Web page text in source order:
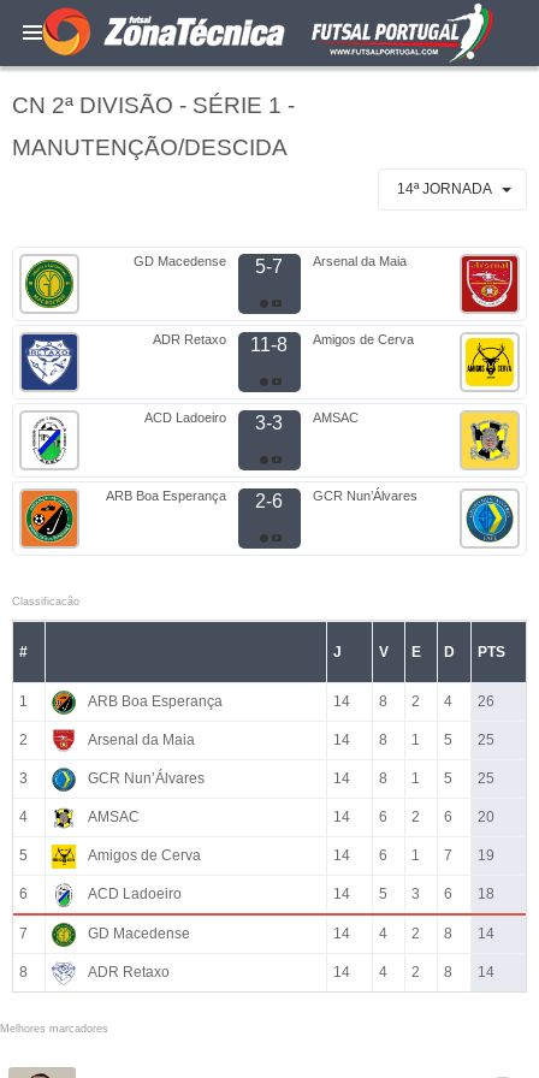
CN 2ª DIVISÃO - SÉRIE 1 -
MANUTENÇÃO/DESCIDA
14ª JORNADA
GD Macedense 5-7 Arsenal da Maia
ADR Retaxo 11-8 Amigos de Cerva
ACD Ladoeiro 3-3 AMSAC
ARB Boa Esperança 2-6 GCR Nun’Álvares
Classificacão
# J V E D PTS
1 ARB Boa Esperança 14 8 2 4 26
2 Arsenal da Maia 14 8 1 5 25
3 GCR Nun’Álvares 14 8 1 5 25
4 AMSAC 14 6 2 6 20
5 Amigos de Cerva 14 6 1 7 19
6 ACD Ladoeiro 14 5 3 6 18
7 GD Macedense 14 4 2 8 14
8 ADR Retaxo 14 4 2 8 14
Melhores marcadores